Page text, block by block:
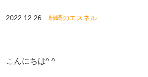
2022.12.26 柿崎のエスネル
こんにちは^ ^